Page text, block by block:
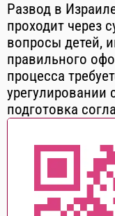
Развод в
проходит через
вопросы детей,
правильного
процесса
урегулировании
подготовка